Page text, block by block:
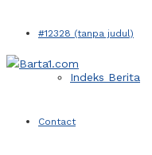
#12328 (tanpa judul)
Indeks Berita
Contact